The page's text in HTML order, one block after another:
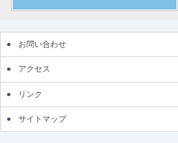
お問い合わせ
アクセス
リンク
サイトマップ